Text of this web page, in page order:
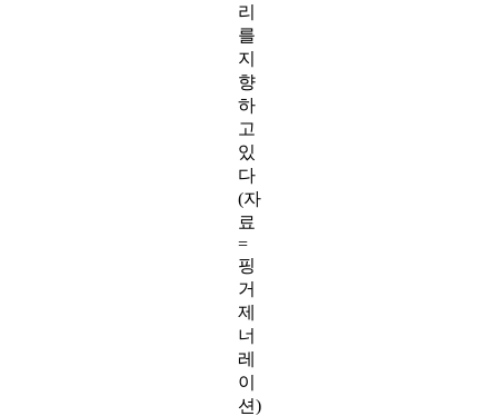
리
를
지
향
하
고
있
다
(자
료
=
핑
거
제
너
레
이
션)